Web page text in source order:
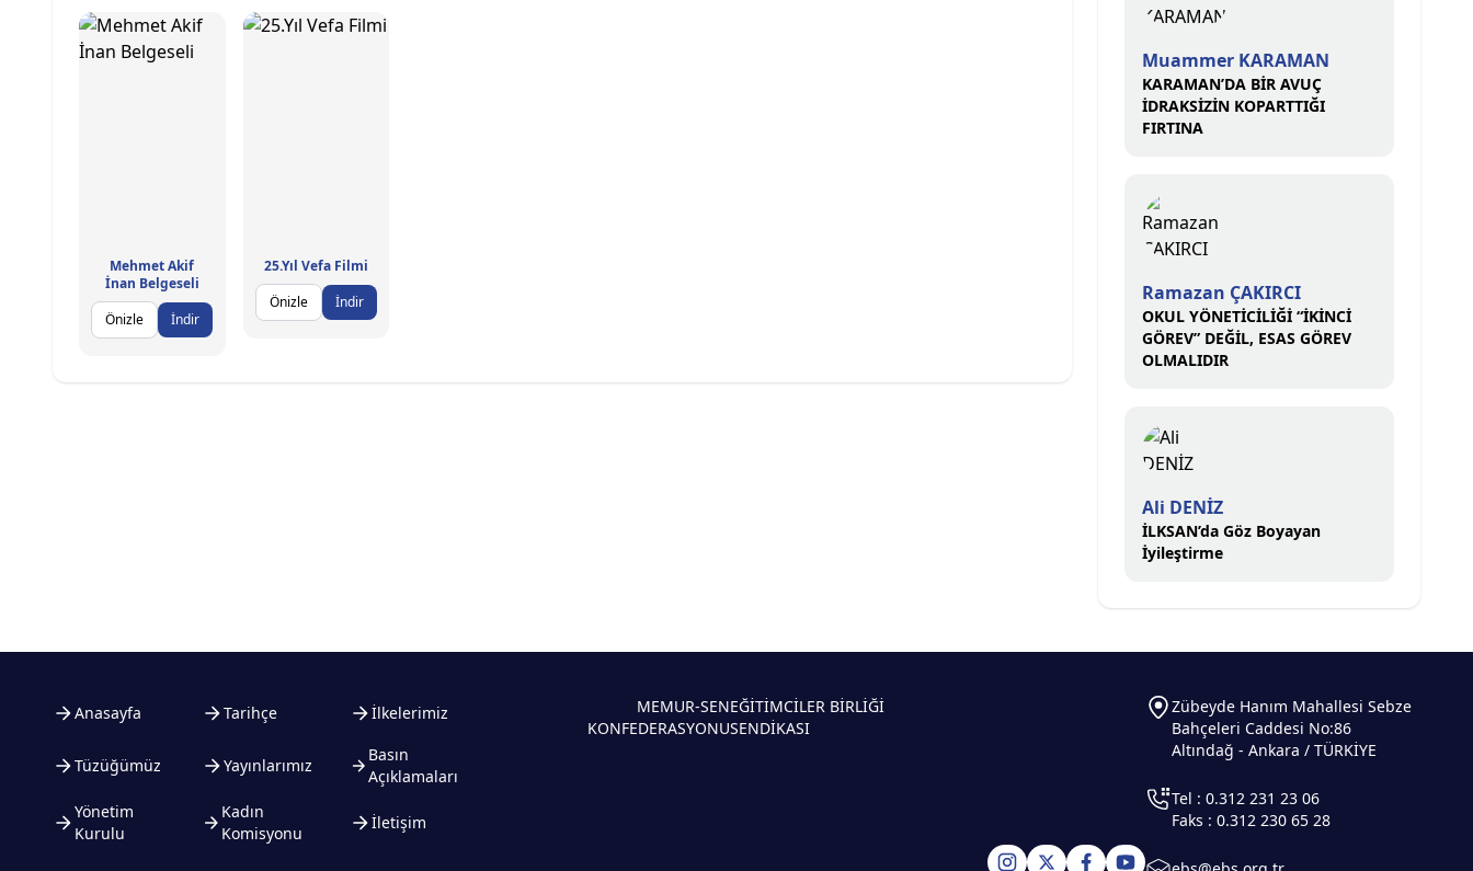
Mehmet Akif
İnan Belgeseli
Önizle
İndir
25.Yıl Vefa Filmi
Önizle
İndir
Muammer KARAMAN
KARAMAN’DA BİR AVUÇ
İDRAKSİZİN KOPARTTIĞI
FIRTINA
Ramazan ÇAKIRCI
OKUL YÖNETİCİLİĞİ “İKİNCİ
GÖREV” DEĞİL, ESAS GÖREV
OLMALIDIR
Ali DENİZ
İLKSAN’da Göz Boyayan
İyileştirme
Anasayfa Tarihçe İlkelerimiz
Tüzüğümüz Yayınlarımız
Basın
Açıklamaları
Yönetim
Kurulu
Kadın
Komisyonu
İletişim
MEMUR-SEN
KONFEDERASYONU
EĞİTİMCİLER BİRLİĞİ
SENDİKASI
Zübeyde Hanım Mahallesi Sebze
Bahçeleri Caddesi No:86
Altındağ - Ankara / TÜRKİYE
Tel : 0.312 231 23 06
Faks : 0.312 230 65 28